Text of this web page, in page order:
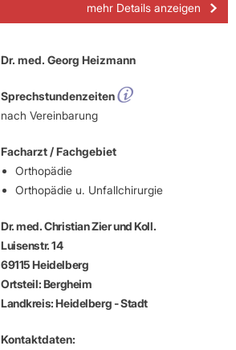
mehr Details anzeigen
Dr. med. Georg Heizmann
Sprechstundenzeiten
nach Vereinbarung
Facharzt / Fachgebiet
Orthopädie
Orthopädie u. Unfallchirurgie
Dr. med. Christian Zier und Koll.
Luisenstr. 14
69115 Heidelberg
Ortsteil: Bergheim
Landkreis: Heidelberg - Stadt
Kontaktdaten: